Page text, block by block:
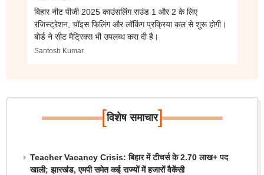
बिहार नीट पीजी 2025 काउंसलिंग राउंड 1 और 2 के लिए
रजिस्ट्रेशन, चॉइस फिलिंग और लॉकिंग प्रक्रिया कल से शुरू होगी।
बोर्ड ने सीट मैट्रिक्स भी उपलब्ध करा दी है।
Santosh Kumar
[विशेष समाचार]
Teacher Vacancy Crisis: बिहार में टीचर्स के 2.70 लाख+ पद
खाली; झारखंड, एमपी समेत कई राज्यों में हजारों वैकेंसी